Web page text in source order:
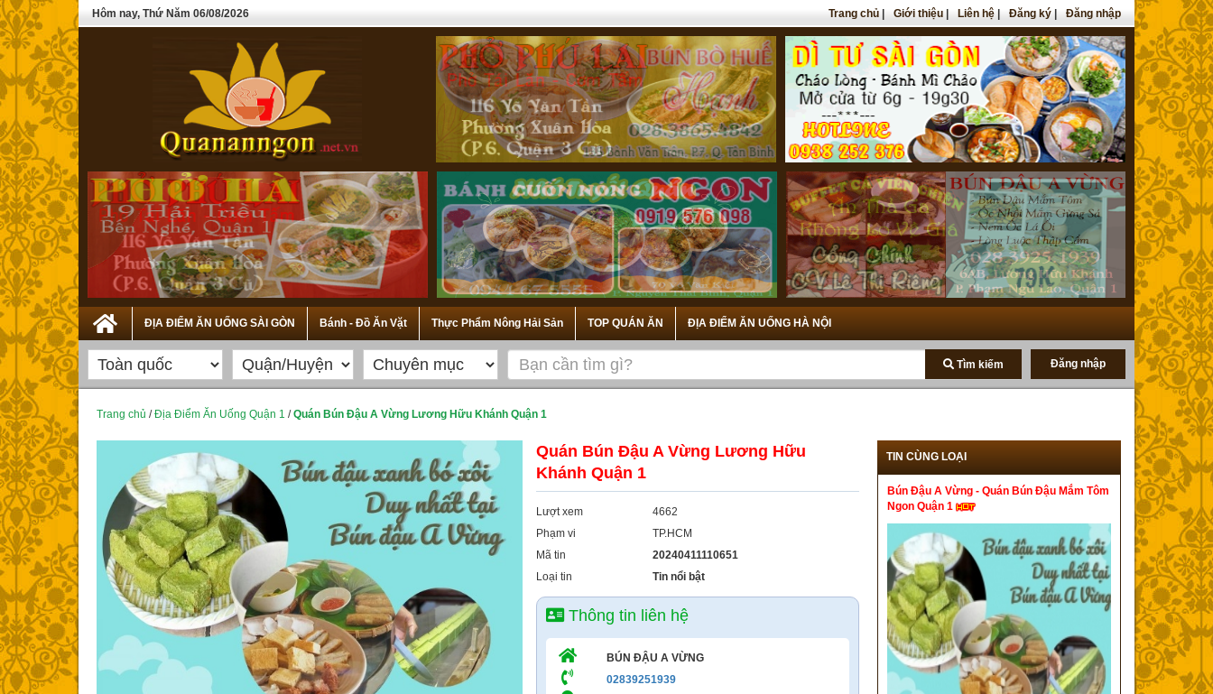
Hôm nay, Thứ Năm 06/08/2026 Trang chủ Giới thiệu Liên hệ Đăng ký Đăng nhập
ĐỊA ĐIỂM ĂN UỐNG SÀI GÒN Bánh - Đồ Ăn Vặt Thực Phẩm Nông Hải Sản TOP QUÁN ĂN ĐỊA ĐIỂM ĂN UỐNG HÀ NỘI
Tìm kiếm Đăng nhập
Trang chủ /Địa Điểm Ăn Uống Quận 1 /Quán Bún Đậu A Vừng Lương Hữu Khánh Quận 1
Quán Bún Đậu A Vừng Lương Hữu
Khánh Quận 1
Lượt xem
4662
Phạm vi
TP.HCM
Mã tin
20240411110651
Loại tin
Tin nổi bật
Thông tin liên hệ
BÚN ĐẬU A VỪNG
02839251939
TIN CÙNG LOẠI
Bún Đậu A Vừng - Quán Bún Đậu Mắm Tôm
Ngon Quận 1